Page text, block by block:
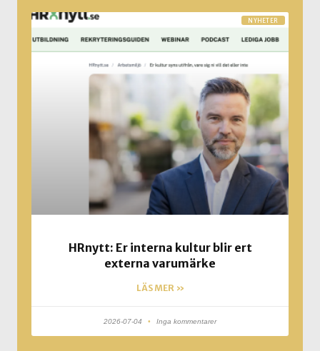
NYHETER
HRnytt: Er interna kultur blir ert
externa varumärke
LÄS MER »
2026-07-04 Inga kommentarer